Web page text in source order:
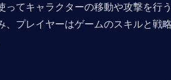
てキャラクターの移動や攻撃を行
プレイヤーはゲームのスキルと戦